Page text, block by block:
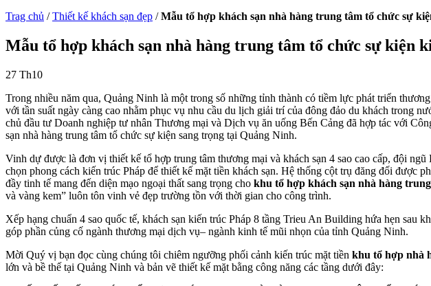
Trag chủ /Thiết kế khách sạn đẹp /Mẫu tổ hợp khách sạn nhà hàng trung tâm tổ chức sự
Mẫu tổ hợp khách sạn nhà hàng trung tâm tổ chức sự kiện
27 Th10
Trong nhiều năm qua, Quảng Ninh là một trong số những tỉnh thành có tiềm lực phát triển
với tần suất ngày càng cao nhằm phục vụ nhu cầu du lịch giải trí của đông đảo du khách trong
chủ đầu tư Doanh nghiệp tư nhân Thương mại và Dịch vụ ăn uống Bến Cảng đã hợp tác với
sạn nhà hàng trung tâm tổ chức sự kiện sang trọng tại Quảng Ninh.
Vinh dự được là đơn vị thiết kế tổ hợp trung tâm thương mại và khách sạn 4 sao cao cấp, đội
chọn phong cách kiến trúc Pháp để thiết kế mặt tiền khách sạn. Hệ thống cột trụ đăng đối được
đầy tinh tế mang đến diện mạo ngoại thất sang trọng cho khu tổ hợp khách sạn nhà hàng
và vàng kem” luôn tôn vinh vẻ đẹp trường tồn với thời gian cho công trình.
Xếp hạng chuẩn 4 sao quốc tế, khách sạn kiến trúc Pháp 8 tầng Trieu An Building hứa hẹn
góp phần củng cố ngành thương mại dịch vụ– ngành kinh tế mũi nhọn của tỉnh Quảng Ninh.
Mời Quý vị bạn đọc cùng chúng tôi chiêm ngưỡng phối cảnh kiến trúc mặt tiền khu tổ hợp nhà
lớn và bề thế tại Quảng Ninh và bản vẽ thiết kế mặt bằng công năng các tầng dưới đây: